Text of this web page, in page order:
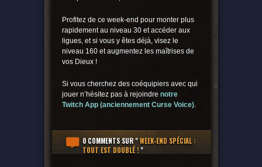
Profitez de ce week-end pour monter plus
rapidement au niveau 30 et accéder aux
ligues, et si vous y êtes déjà, visez le
niveau 160 et augmentez les maîtrises de
vos Dieux !
Si vous cherchez des coéquipiers avec qui
jouer n’hésitez pas à rejoindre notre
Twitch App (anciennement Curse Voice).
0 COMMENTSSUR "WEEK-END SPÉCIAL :
TOUT EST DOUBLÉ !"